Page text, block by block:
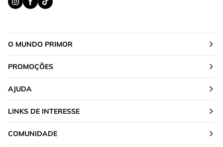
O MUNDO PRIMOR
PROMOÇÕES
AJUDA
LINKS DE INTERESSE
COMUNIDADE